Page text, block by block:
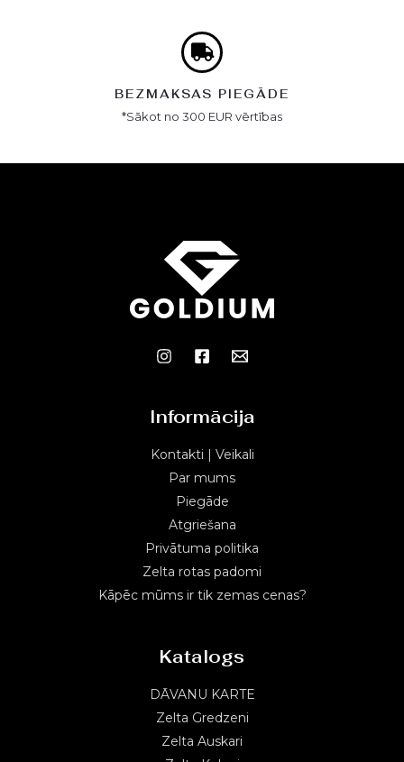
BEZMAKSAS PIEGĀDE
*Sākot no 300 EUR vērtības
Informācija
Kontakti | Veikali
Par mums
Piegāde
Atgriešana
Privātuma politika
Zelta rotas padomi
Kāpēc mūms ir tik zemas cenas?
Katalogs
DĀVANU KARTE
Zelta Gredzeni
Zelta Auskari